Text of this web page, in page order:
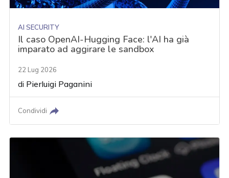
AI SECURITY
Il caso OpenAI-Hugging Face: l'AI ha già
imparato ad aggirare le sandbox
22 Lug 2026
di Pierluigi Paganini
Condividi